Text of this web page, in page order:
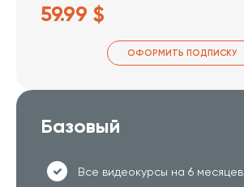
59.99 $
ОФОРМИТЬ ПОДПИСКУ
Базовый
Все видеокурсы на 6 месяцев